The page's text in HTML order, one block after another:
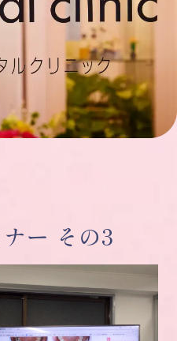
ー その3